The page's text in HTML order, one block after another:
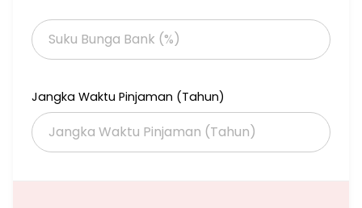
2 menit ke Plaza Indonesia, Jakarta Creative Hub
5 menit ke Grand Indonesia mall, Plaza Indonesia Mall
5 menit ke Thamrin City Batik Shopping Center
dan masih banyak lagi
Jika anda butuh titip Jual/Sewa Apartemen ,Rumah, Ruko,
Gedung dan Tanah Bisa hubungi saya, Saya siap bantu
Jangka Waktu Pinjaman (Tahun)